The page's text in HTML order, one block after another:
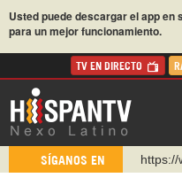
Usted puede descargar el app en
para un mejor funcionamiento.
TV EN DIRECTO
SÍGANOS EN
https://